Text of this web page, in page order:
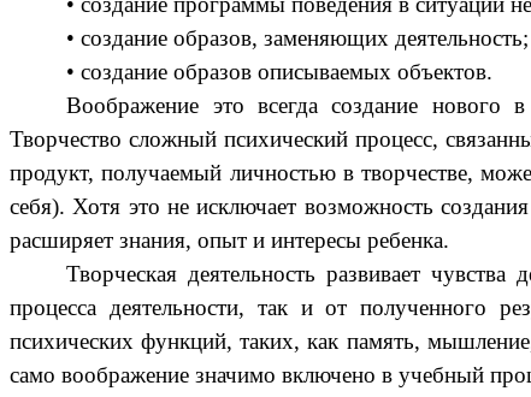
• создание образов, заменяющих деятельность;
• создание образов описываемых объектов.
Воображение это всегда создание нового
Творчество сложный психический процесс,
продукт, получаемый личностью в творчестве,
себя). Хотя это не исключает возможность
расширяет знания, опыт и интересы ребенка.
Творческая деятельность развивает
процесса деятельности, так и от полученного
психических функций, таких, как память,
само воображение значимо включено в учебный